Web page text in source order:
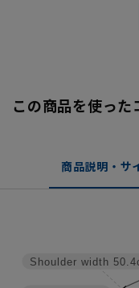
この商品を使った
商品説明・サ
Shoulder width